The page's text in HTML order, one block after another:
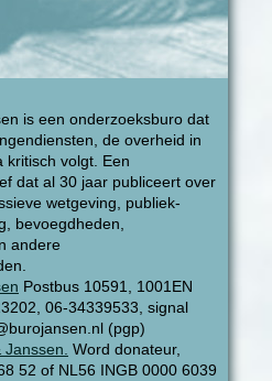
is een onderzoeksburo dat
de overheid in
kritisch volgt. Een
dat al 30 jaar publiceert over
wetgeving, publiek-
bevoegdheden,
andere
Postbus 10591, 1001EN
06-34339533, signal
(pgp)
Word donateur,
52 of NL56 INGB 0000 6039